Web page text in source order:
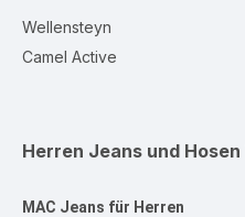
Wellensteyn
Camel Active
Herren Jeans und Hosen
MAC Jeans für Herren